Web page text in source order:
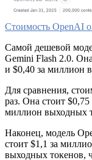
Стоимость OpenAI
Самой дешевой
Gemini Flash 2.0.
и $0,40 за миллион
Для сравнения,
раз. Она стоит
миллион выходных
Наконец, модель
стоит $1,1 за
выходных токенов,